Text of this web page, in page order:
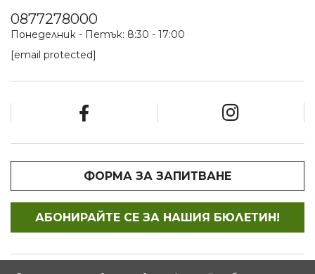
0877278000
Понеделник - Петък: 8:30 - 17:00
[email protected]
ФОРМА ЗА ЗАПИТВАНЕ
АБОНИРАЙТЕ СЕ ЗА НАШИЯ БЮЛЕТИН!